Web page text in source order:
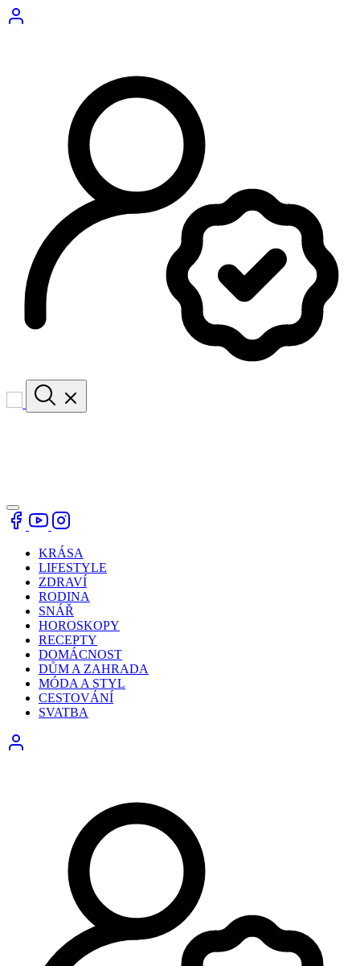
KRÁSA
LIFESTYLE
ZDRAVÍ
RODINA
SNÁŘ
HOROSKOPY
RECEPTY
DOMÁCNOST
DŮM A ZAHRADA
MÓDA A STYL
CESTOVÁNÍ
SVATBA